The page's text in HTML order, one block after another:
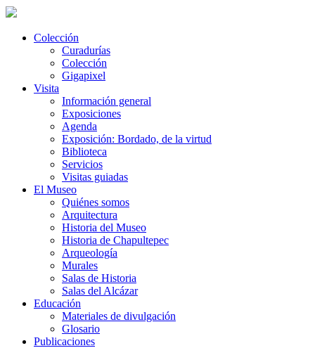
Colección
Curadurías
Colección
Gigapixel
Visita
Información general
Exposiciones
Agenda
Exposición: Bordado, de la virtud
Biblioteca
Servicios
Visitas guiadas
El Museo
Quiénes somos
Arquitectura
Historia del Museo
Historia de Chapultepec
Arqueología
Murales
Salas de Historia
Salas del Alcázar
Educación
Materiales de divulgación
Glosario
Publicaciones